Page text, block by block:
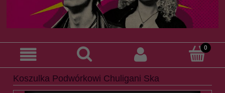
Koszulka Podwórkowi Chuligani Ska